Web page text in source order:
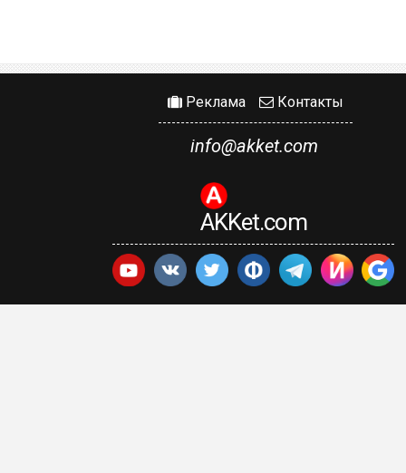
Реклама Контакты
info@akket.com
AKKet.com